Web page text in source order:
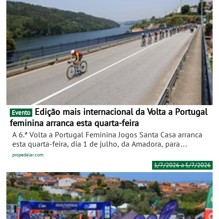
Evento
feminina arranca esta quarta-feira
A 6.ª Volta a Portugal Feminina Jogos Santa Casa arranca
esta quarta-feira, dia 1 de julho, da Amadora, para
percorrer 445,2 quilómetros que se distribuem ao longo de
cinco etapas, com final em Santo Tirso, no domingo, 5 de
julho.
Será a edição com mais equipas estrangeiras, 18
formações que representam 10 nacionalidades., num total
de 23 participantes.
propedalar.com
1/7/2026 a 5/7/2026